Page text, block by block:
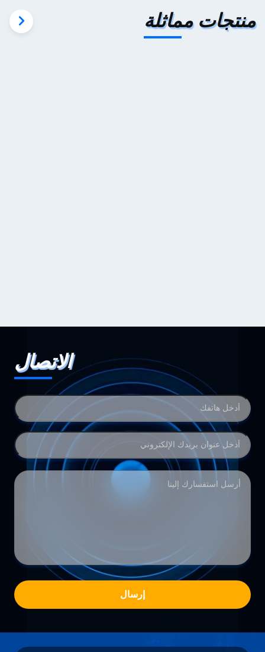
منتجات مماثلة
الاتصال
إرسال